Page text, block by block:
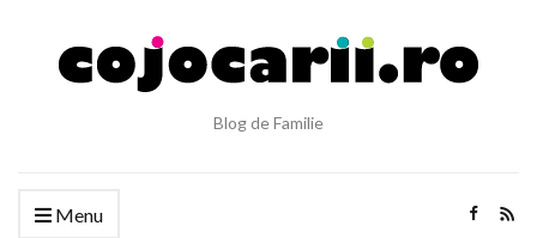
Blog de Familie
Menu